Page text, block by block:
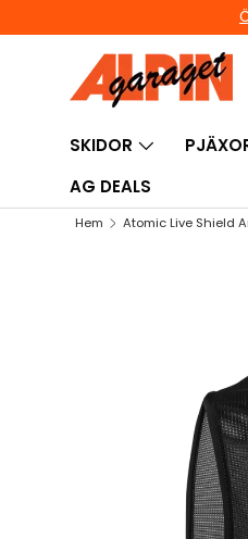
HOPPA TILL
SKIDOR
AG DEALS
Hem Atomic Live Shield
HOPPA TILL